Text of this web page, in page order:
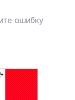
ошибку